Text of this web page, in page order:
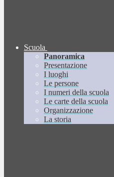
Scuola
Panoramica
Presentazione
I luoghi
Le persone
I numeri della scuola
Le carte della scuola
Organizzazione
La storia